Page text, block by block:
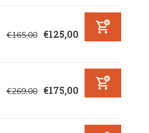
€165,00 €125,00
€269,00 €175,00